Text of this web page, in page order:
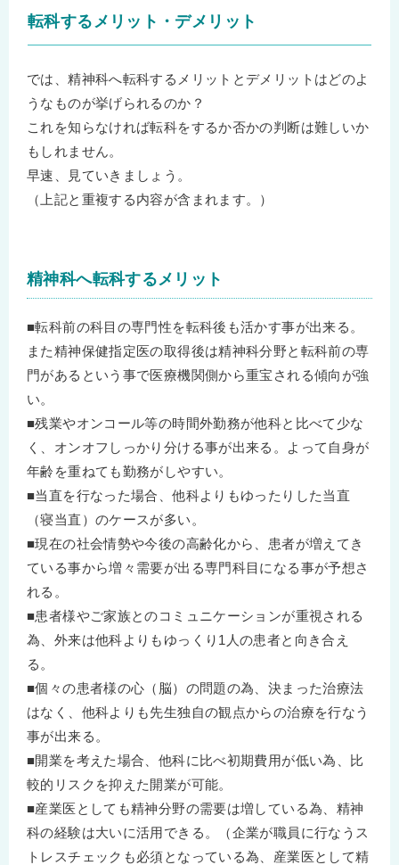
転科するメリット・デメリット
では、精神科へ転科するメリットとデメリットはどのよ
うなものが挙げられるのか？
これを知らなければ転科をするか否かの判断は難しいか
もしれません。
早速、見ていきましょう。
（上記と重複する内容が含まれます。）
精神科へ転科するメリット
■転科前の科目の専門性を転科後も活かす事が出来る。
また精神保健指定医の取得後は精神科分野と転科前の専
門があるという事で医療機関側から重宝される傾向が強
い。
■残業やオンコール等の時間外勤務が他科と比べて少な
く、オンオフしっかり分ける事が出来る。よって自身が
年齢を重ねても勤務がしやすい。
■当直を行なった場合、他科よりもゆったりした当直
（寝当直）のケースが多い。
■現在の社会情勢や今後の高齢化から、患者が増えてき
ている事から増々需要が出る専門科目になる事が予想さ
れる。
■患者様やご家族とのコミュニケーションが重視される
為、外来は他科よりもゆっくり1人の患者と向き合え
る。
■個々の患者様の心（脳）の問題の為、決まった治療法
はなく、他科よりも先生独自の観点からの治療を行なう
事が出来る。
■開業を考えた場合、他科に比べ初期費用が低い為、比
較的リスクを抑えた開業が可能。
■産業医としても精神分野の需要は増している為、精神
科の経験は大いに活用できる。（企業が職員に行なうス
トレスチェックも必須となっている為、産業医として精